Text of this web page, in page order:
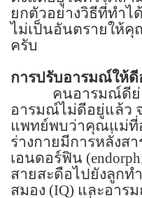
ยกตัวอย่างวิธีที่ทำไ
ไม่เป็นอันตรายให้
ครับ
การปรับอารมณ์ให้ดี
คนอารมณ์ดี
อารมณ์ไม่ดีอยู่แล้ว
แพทย์พบว่าคุณแม่ที่
ร่างกายมีการหลั่งส
เอนดอร์ฟิน (
สายสะดือไปยังลูก
สมอง (IQ) และอาร